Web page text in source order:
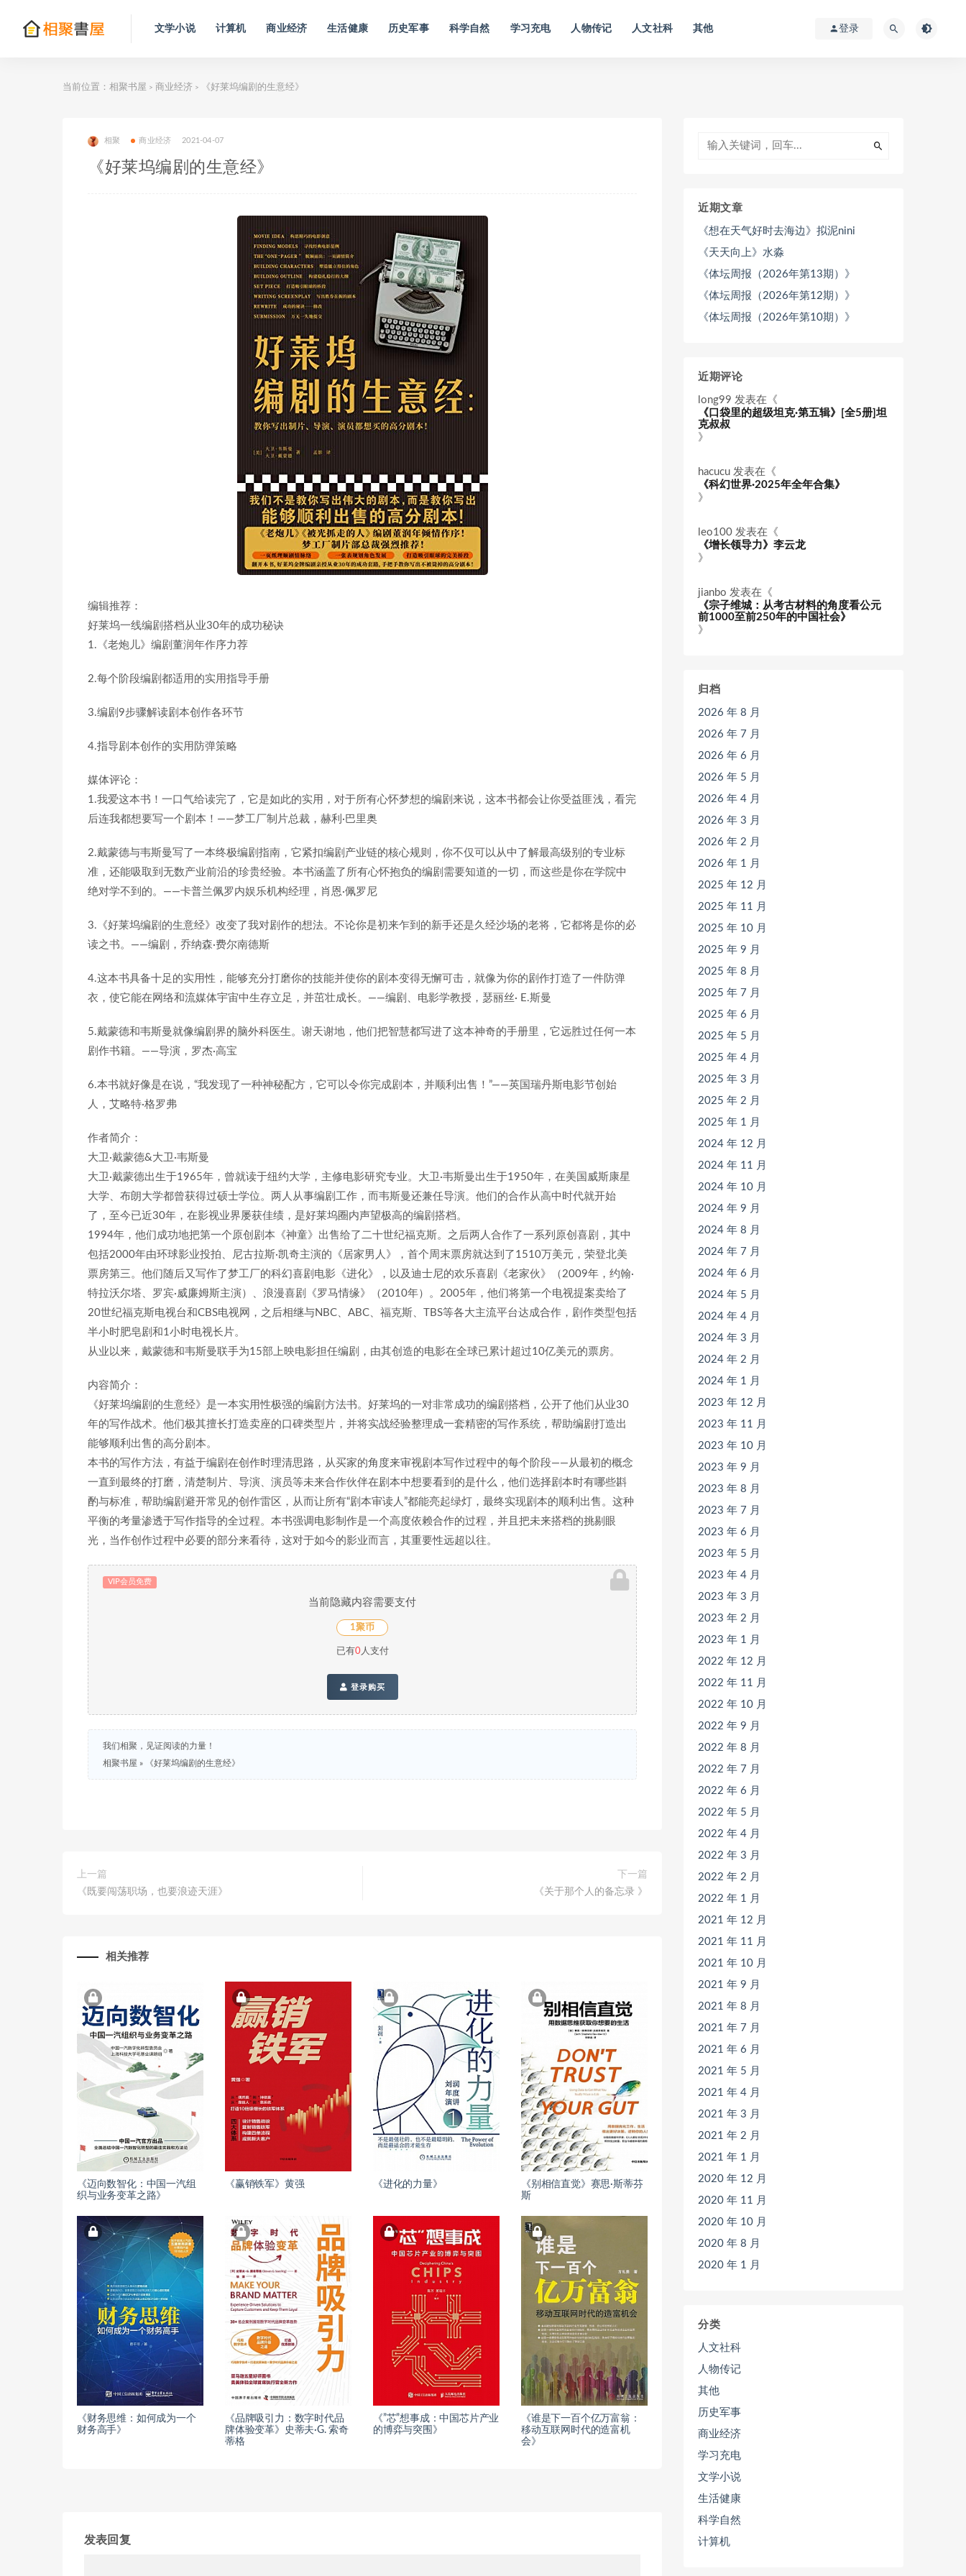
文学小说 计算机 商业经济 生活健康 历史军事 科学自然 学习充电 人物传记 人文社科 其他 登录
当前位置： 相聚书屋 > 商业经济 > 《好莱坞编剧的生意经》
相聚 商业经济 2021-04-07
《好莱坞编剧的生意经》
编辑推荐：
好莱坞一线编剧搭档从业30年的成功秘诀
1.《老炮儿》编剧董润年作序力荐
2.每个阶段编剧都适用的实用指导手册
3.编剧9步骤解读剧本创作各环节
4.指导剧本创作的实用防弹策略
媒体评论：
1.我爱这本书！一口气给读完了，它是如此的实用，对于所有心怀梦想的编剧来说，这本书都会让你受益匪浅，看完
后连我都想要写一个剧本！——梦工厂制片总裁，赫利·巴里奥
2.戴蒙德与韦斯曼写了一本终极编剧指南，它紧扣编剧产业链的核心规则，你不仅可以从中了解最高级别的专业标
准，还能吸取到无数产业前沿的珍贵经验。本书涵盖了所有心怀抱负的编剧需要知道的一切，而这些是你在学院中
绝对学不到的。——卡普兰佩罗内娱乐机构经理，肖恩·佩罗尼
3.《好莱坞编剧的生意经》改变了我对剧作的想法。不论你是初来乍到的新手还是久经沙场的老将，它都将是你的必
读之书。——编剧，乔纳森·费尔南德斯
4.这本书具备十足的实用性，能够充分打磨你的技能并使你的剧本变得无懈可击，就像为你的剧作打造了一件防弹
衣，使它能在网络和流媒体宇宙中生存立足，并茁壮成长。——编剧、电影学教授，瑟丽丝· E.斯曼
5.戴蒙德和韦斯曼就像编剧界的脑外科医生。谢天谢地，他们把智慧都写进了这本神奇的手册里，它远胜过任何一本
剧作书籍。——导演，罗杰·高宝
6.本书就好像是在说，“我发现了一种神秘配方，它可以令你完成剧本，并顺利出售！”——英国瑞丹斯电影节创始
人，艾略特·格罗弗
作者简介：
大卫·戴蒙德&大卫·韦斯曼
大卫·戴蒙德出生于1965年，曾就读于纽约大学，主修电影研究专业。大卫·韦斯曼出生于1950年，在美国威斯康星
大学、布朗大学都曾获得过硕士学位。两人从事编剧工作，而韦斯曼还兼任导演。他们的合作从高中时代就开始
了，至今已近30年，在影视业界屡获佳绩，是好莱坞圈内声望极高的编剧搭档。
1994年，他们成功地把第一个原创剧本《神童》出售给了二十世纪福克斯。之后两人合作了一系列原创喜剧，其中
包括2000年由环球影业投拍、尼古拉斯·凯奇主演的《居家男人》，首个周末票房就达到了1510万美元，荣登北美
票房第三。他们随后又写作了梦工厂的科幻喜剧电影《进化》，以及迪士尼的欢乐喜剧《老家伙》（2009年，约翰·
特拉沃尔塔、罗宾·威廉姆斯主演）、浪漫喜剧《罗马情缘》（2010年）。2005年，他们将第一个电视提案卖给了
20世纪福克斯电视台和CBS电视网，之后相继与NBC、ABC、福克斯、TBS等各大主流平台达成合作，剧作类型包括
半小时肥皂剧和1小时电视长片。
从业以来，戴蒙德和韦斯曼联手为15部上映电影担任编剧，由其创造的电影在全球已累计超过10亿美元的票房。
内容简介：
《好莱坞编剧的生意经》是一本实用性极强的编剧方法书。好莱坞的一对非常成功的编剧搭档，公开了他们从业30
年的写作战术。他们极其擅长打造卖座的口碑类型片，并将实战经验整理成一套精密的写作系统，帮助编剧打造出
能够顺利出售的高分剧本。
本书的写作方法，有益于编剧在创作时理清思路，从买家的角度来审视剧本写作过程中的每个阶段——从最初的概念
一直到最终的打磨，清楚制片、导演、演员等未来合作伙伴在剧本中想要看到的是什么，他们选择剧本时有哪些斟
酌与标准，帮助编剧避开常见的创作雷区，从而让所有“剧本审读人”都能亮起绿灯，最终实现剧本的顺利出售。这种
平衡的考量渗透于写作指导的全过程。本书强调电影制作是一个高度依赖合作的过程，并且把未来搭档的挑剔眼
光，当作创作过程中必要的部分来看待，这对于如今的影业而言，其重要性远超以往。
VIP会员免费
当前隐藏内容需要支付
1聚币
已有0人支付
登录购买
我们相聚，见证阅读的力量！
相聚书屋 » 《好莱坞编剧的生意经》
上一篇
《既要闯荡职场，也要浪迹天涯》
下一篇
《关于那个人的备忘录 》
相关推荐
《迈向数智化：中国一汽组
织与业务变革之路》
《赢销铁军》黄强 《进化的力量》
《别相信直觉》赛思·斯蒂芬
斯
《财务思维：如何成为一个
财务高手》
《品牌吸引力：数字时代品
牌体验变革》史蒂夫·G. 索奇
蒂格
《”芯”想事成：中国芯片产业
的博弈与突围》
《谁是下一百个亿万富翁：
移动互联网时代的造富机
会》
发表回复
近期文章
《想在天气好时去海边》拟泥nini
《天天向上》水淼
《体坛周报（2026年第13期）》
《体坛周报（2026年第12期）》
《体坛周报（2026年第10期）》
近期评论
long99 发表在《
《口袋里的超级坦克·第五辑》[全5册]坦
克叔叔
》
hacucu 发表在《
《科幻世界·2025年全年合集》
》
leo100 发表在《
《增长领导力》李云龙
》
jianbo 发表在《
《宗子维城：从考古材料的角度看公元
前1000至前250年的中国社会》
》
归档
2026 年 8 月
2026 年 7 月
2026 年 6 月
2026 年 5 月
2026 年 4 月
2026 年 3 月
2026 年 2 月
2026 年 1 月
2025 年 12 月
2025 年 11 月
2025 年 10 月
2025 年 9 月
2025 年 8 月
2025 年 7 月
2025 年 6 月
2025 年 5 月
2025 年 4 月
2025 年 3 月
2025 年 2 月
2025 年 1 月
2024 年 12 月
2024 年 11 月
2024 年 10 月
2024 年 9 月
2024 年 8 月
2024 年 7 月
2024 年 6 月
2024 年 5 月
2024 年 4 月
2024 年 3 月
2024 年 2 月
2024 年 1 月
2023 年 12 月
2023 年 11 月
2023 年 10 月
2023 年 9 月
2023 年 8 月
2023 年 7 月
2023 年 6 月
2023 年 5 月
2023 年 4 月
2023 年 3 月
2023 年 2 月
2023 年 1 月
2022 年 12 月
2022 年 11 月
2022 年 10 月
2022 年 9 月
2022 年 8 月
2022 年 7 月
2022 年 6 月
2022 年 5 月
2022 年 4 月
2022 年 3 月
2022 年 2 月
2022 年 1 月
2021 年 12 月
2021 年 11 月
2021 年 10 月
2021 年 9 月
2021 年 8 月
2021 年 7 月
2021 年 6 月
2021 年 5 月
2021 年 4 月
2021 年 3 月
2021 年 2 月
2021 年 1 月
2020 年 12 月
2020 年 11 月
2020 年 10 月
2020 年 8 月
2020 年 1 月
分类
人文社科
人物传记
其他
历史军事
商业经济
学习充电
文学小说
生活健康
科学自然
计算机